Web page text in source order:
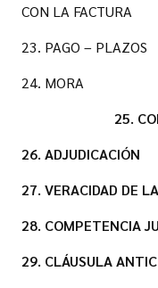
CON LA FACTURA
23. PAGO – PLAZOS
24. MORA
25.
26. ADJUDICACIÓN
27. VERACIDAD DE
28. COMPETENCIA
29. CLÁUSULA